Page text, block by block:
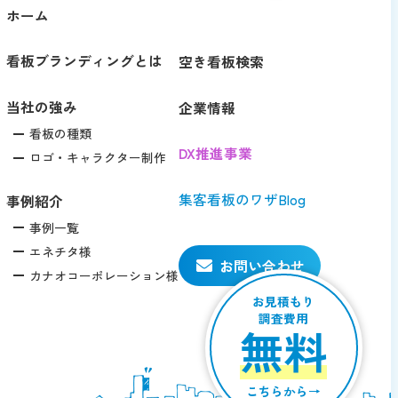
お見積もり
調査費用
無料
こちらから→
ホーム
看板ブランディングとは
当社の強み
看板の種類
ロゴ・キャラクター制作
事例紹介
事例一覧
エネチタ様
カナオコーポレーション様
空き看板検索
企業情報
DX推進事業
集客看板のワザBlog
お問い合わせ